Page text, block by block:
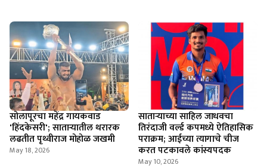
सोलापूरचा महेंद्र गायकवाड
'हिंदकेसरी'; सातार्‍यातील थरारक
लढतीत पृथ्वीराज मोहोळ जखमी
May 18, 2026
साताऱ्याच्या साहिल जाधवचा
तिरंदाजी वर्ल्ड कपमध्ये ऐतिहासिक
पराक्रम; आईच्या त्यागाचे चीज
करत पटकावले कांस्यपदक
May 10, 2026